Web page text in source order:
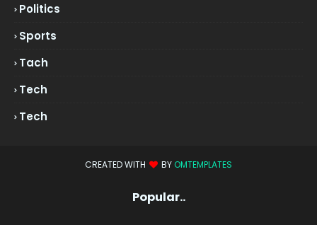
Politics
Sports
Tach
Tech
Tech
CREATED WITH BY OMTEMPLATES
Popular..